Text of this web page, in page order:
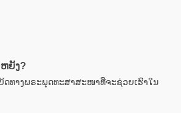
ຍັງ?
ດທາງພຣະພຸດທະສາສະໜາທີ່ຈະຊ່ວຍເຮົາໃນ